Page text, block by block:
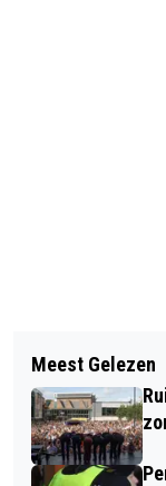
TINY
REINIER
AUGUSTIN
Meest Gelezen